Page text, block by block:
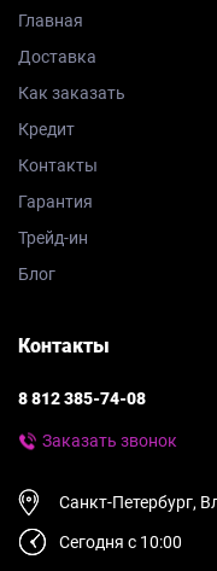
Главная
Доставка
Как заказать
Кредит
Контакты
Гарантия
Трейд-ин
Блог
Контакты
8 812 385-74-08
Заказать звонок
Санкт-Петербург,
Сегодня с 10:00